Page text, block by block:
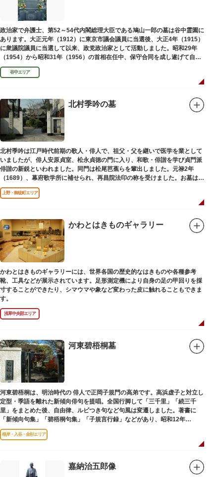
政治家で弁護士、第52～54代内閣総理大臣である鳩山一郎の墓は谷中霊園に
あります。大正元年（1912）に東京市議会議員に当選後、大正4年（1915）
に衆議院議員に当選して以来、政党政治家として活動しました。昭和29年
（1954）から昭和31年（1956）の首相在任中、保守合同を成し遂げて自由
民主党の初代総裁となり、日本とソビエト連邦の国交回復を実現しました。
谷中エリア
北村季吟の墓
北村季吟は江戸時代前期の歌人・俳人で、祖父・父を継いで医学を業として
いましたが、俳人安原貞室、松永貞徳の門に入り、和歌・俳諧を学び貞門派
俳諧の新鋭といわれました。同門は松尾芭蕉らを輩出しました。元禄2年
（1689）、幕府歌学所に補せられ、再昌院法印の称を受けました。お墓は正
慶寺（しょうけいじ）にあります。
上野・御徒町エリア
かわとはきものギャラリー
かわとはきものギャラリーには、世界各国の歴史的なはきものや各種参考
靴、工具などが展示されています。足形測定機により自身の足の甲回りを採
寸することができたり、シマウマや象など変わった皮に触れることもできま
す。
浅草中央部エリア
河東碧梧桐墓
河東碧梧桐は、明治時代の 俳人で正岡子規門の高弟です。高浜虚子と対立し
定型・季語を離れた新傾向俳句を提唱。全国行脚して「三千里」「続三千
里」をまとめた後、自由律、ルビつき句など句風は変遷しました。著書に
「新傾向句集」「碧梧桐句集」「子規言行録」などがあり、昭和12年
（1937）に没し、お墓は梅林寺（ばいりんじ）にあります。
根岸・入谷・金杉エリア
嘉納治五郎像